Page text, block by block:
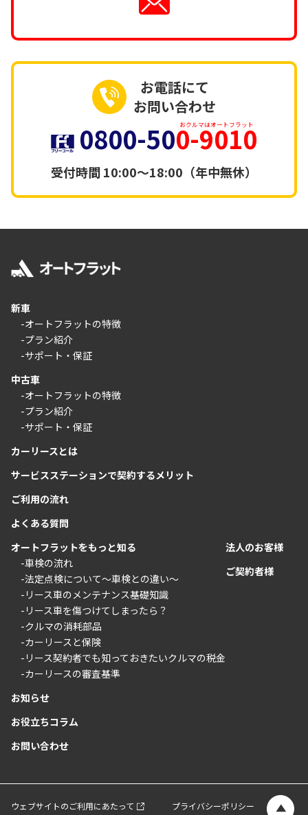
お電話にて
お問い合わせ
0800-500-9010
おクルマはオートフラット
受付時間10:00～18:00（年中無休）
新車
-オートフラットの特徴
-プラン紹介
-サポート・保証
中古車
-オートフラットの特徴
-プラン紹介
-サポート・保証
カーリースとは
サービスステーションで契約するメリット
ご利用の流れ
よくある質問
オートフラットをもっと知る
-車検の流れ
-法定点検について〜車検との違い〜
-リース車のメンテナンス基礎知識
-リース車を傷つけてしまったら？
-クルマの消耗部品
-カーリースと保険
-リース契約者でも知っておきたいクルマの税金
-カーリースの審査基準
お知らせ
お役立ちコラム
お問い合わせ
法人のお客様
ご契約者様
ウェブサイトのご利用にあたって プライバシーポリシー